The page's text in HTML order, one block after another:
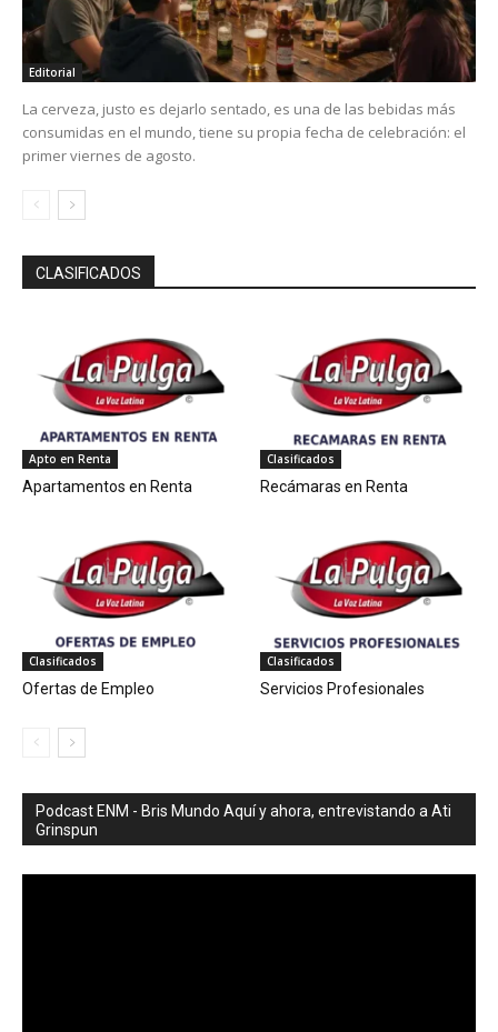
Editorial
La cerveza, justo es dejarlo sentado, es una de las bebidas más
consumidas en el mundo, tiene su propia fecha de celebración: el
primer viernes de agosto.
CLASIFICADOS
Apto en Renta
Apartamentos en Renta
Clasificados
Recámaras en Renta
Clasificados
Ofertas de Empleo
Clasificados
Servicios Profesionales
Podcast ENM - Bris Mundo Aquí y ahora, entrevistando a Ati
Grinspun